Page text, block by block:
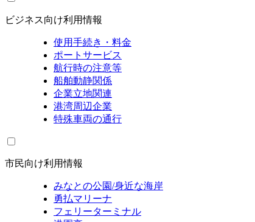
ビジネス向け利用情報
使用手続き・料金
ポートサービス
航行時の注意等
船舶動静関係
企業立地関連
港湾周辺企業
特殊車両の通行
市民向け利用情報
みなとの公園/身近な海岸
勇払マリーナ
フェリーターミナル